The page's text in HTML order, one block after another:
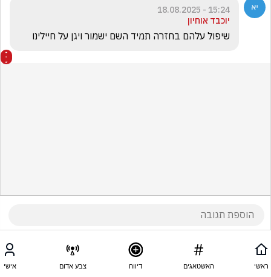
15:24 - 18.08.2025
יוכבד אוחיון
שיפול עלהם בחזרה תמיד השם ישמור ויגן על חיילינו
ראשי האשטאגים דיווח צבע אדום אישי